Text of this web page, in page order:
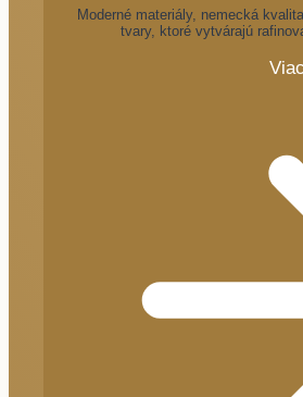
Moderné materiály, nemecká
tvary, ktoré vytvárajú
Viac